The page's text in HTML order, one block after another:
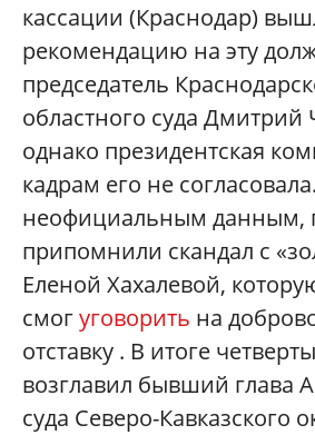
кассации (Краснодар)
рекомендацию на эту
председатель
областного суда Дмитрий
однако президентская
кадрам его не
неофициальным данным,
припомнили скандал с
Еленой Хахалевой,
смогуговорить на
отставку . В итоге
возглавил бывший глава
суда Северо-Кавказского